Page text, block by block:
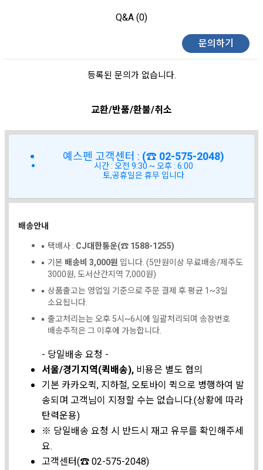
Q&A (0)
문의하기
등록된 문의가 없습니다.
교환/반품/환불/취소
예스펜 고객센터 : (☎ 02-575-2048)
시간 : 오전 9:30 ~ 오후 : 6:00
토,공휴일은 휴무 입니다
배송안내
택배사 : CJ대한통운(☎ 1588-1255)
기본 배송비 3,000원 입니다. (5만원이상 무료배송/제주도
3000원, 도서산간지역 7,000원)
상품출고는 영업일 기준으로 주문 결제 후 평균 1~3일
소요됩니다.
출고처리는는 오후 5시~6시에 일괄처리되며 송장번호
배송추적은 그 이후에 가능합니다.
- 당일배송 요청 -
서울/경기지역(퀵배송), 비용은 별도 협의
기본 카카오퀵, 지하철, 오토바이 퀵으로 병행하여 발
송되며 고객님이 지정할 수는 없습니다.(상황에 따라
탄력운용)
※ 당일배송 요청 시 반드시 재고 유무를 확인해주세
요.
고객센터(☎ 02-575-2048)